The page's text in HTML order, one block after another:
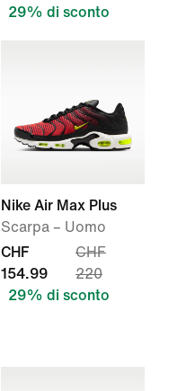
29% di sconto
Nike Air Max Plus
Scarpa – Uomo
CHF
154.99
CHF
220
29% di sconto